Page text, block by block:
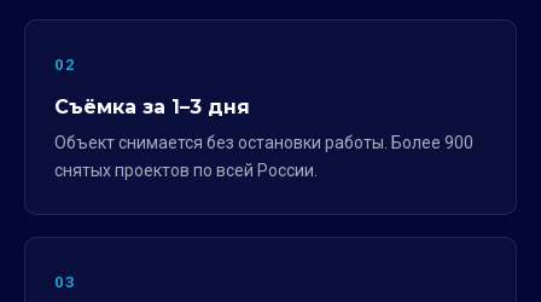
02
Съёмка за 1–3 дня
Объект снимается без остановки работы. Более 900
снятых проектов по всей России.
03